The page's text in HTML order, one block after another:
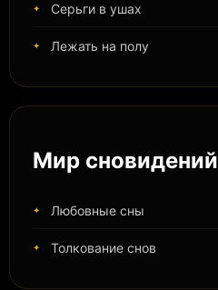
Серьги в ушах
Лежать на полу
Мир сновидений
Любовные сны
Толкование снов